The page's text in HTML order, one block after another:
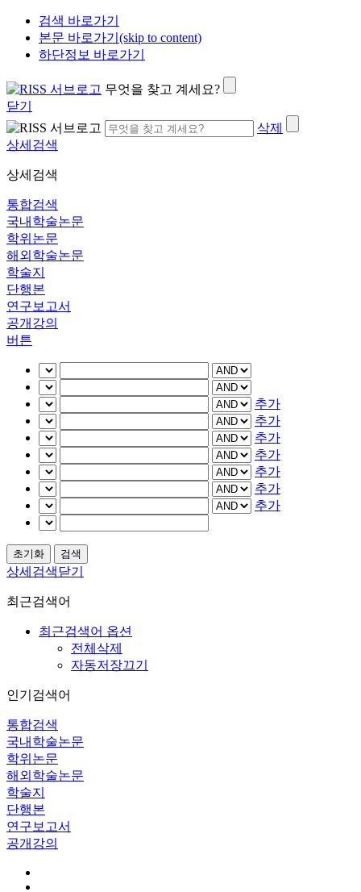
검색 바로가기
본문 바로가기(skip to content)
하단정보 바로가기
무엇을 찾고 계세요?
닫기
삭제
상세검색
상세검색
통합검색
국내학술논문
학위논문
해외학술논문
학술지
단행본
연구보고서
공개강의
버튼
추가
추가
추가
추가
추가
추가
추가
상세검색닫기
최근검색어
최근검색어 옵션
전체삭제
자동저장끄기
인기검색어
통합검색
국내학술논문
학위논문
해외학술논문
학술지
단행본
연구보고서
공개강의